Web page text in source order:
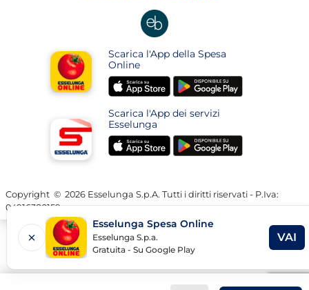
pagina
pagina
in
una
nuova
pagina
Scarica l'App della Spesa
Online
apre
in
una
nuova
pagina
apre
in
una
nuova
pagina
Scarica l'App dei servizi
Esselunga
apre
in
nuova
apre
in
nuova
Copyright © 2026 Esselunga S.p.A. Tutti i diritti riservati - P.Iva:
04916380159
Esselunga Spesa Online
Esselunga S.p.a.
Gratuita - Su Google Play
VAI
IN